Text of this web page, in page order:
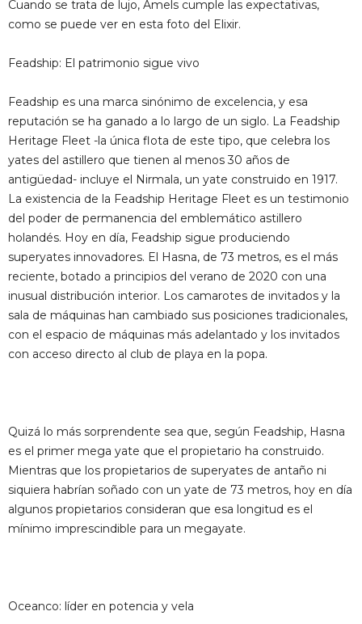
Cuando se trata de lujo, Amels cumple las expectativas,
como se puede ver en esta foto del Elixir.
Feadship: El patrimonio sigue vivo
Feadship es una marca sinónimo de excelencia, y esa
reputación se ha ganado a lo largo de un siglo. La Feadship
Heritage Fleet -la única flota de este tipo, que celebra los
yates del astillero que tienen al menos 30 años de
antigüedad- incluye el Nirmala, un yate construido en 1917.
La existencia de la Feadship Heritage Fleet es un testimonio
del poder de permanencia del emblemático astillero
holandés. Hoy en día, Feadship sigue produciendo
superyates innovadores. El Hasna, de 73 metros, es el más
reciente, botado a principios del verano de 2020 con una
inusual distribución interior. Los camarotes de invitados y la
sala de máquinas han cambiado sus posiciones tradicionales,
con el espacio de máquinas más adelantado y los invitados
con acceso directo al club de playa en la popa.
Quizá lo más sorprendente sea que, según Feadship, Hasna
es el primer mega yate que el propietario ha construido.
Mientras que los propietarios de superyates de antaño ni
siquiera habrían soñado con un yate de 73 metros, hoy en día
algunos propietarios consideran que esa longitud es el
mínimo imprescindible para un megayate.
Oceanco: líder en potencia y vela